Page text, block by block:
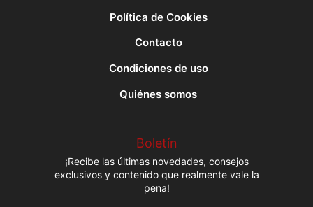
Política de Cookies
Contacto
Condiciones de uso
Quiénes somos
Boletín
¡Recibe las últimas novedades, consejos
exclusivos y contenido que realmente vale la
pena!